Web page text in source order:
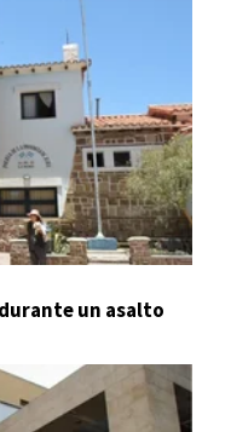
un asalto